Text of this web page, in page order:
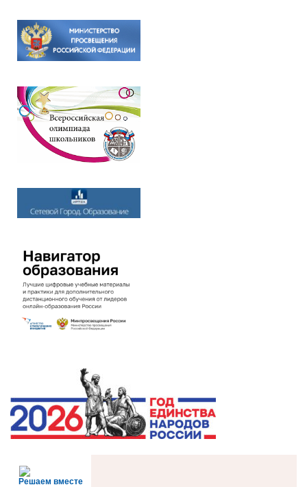
Решаем вместе